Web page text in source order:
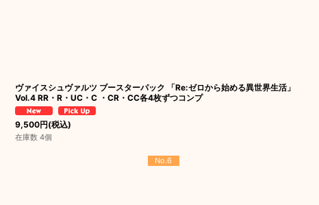
ヴァイスシュヴァルツ ブースターパック 「Re:ゼロから始める異世界生活」
Vol.4 RR・R・UC・C ・CR・CC各4枚ずつコンプ
9,500円(税込)
在庫数 4個
No.6